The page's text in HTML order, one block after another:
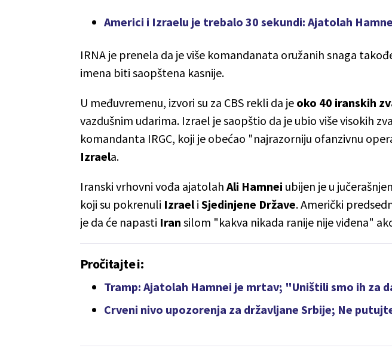
Americi i Izraelu je trebalo 30 sekundi: Ajatolah
IRNA je prenela da je više komandanata oružanih snaga
imena biti saopštena kasnije.
U međuvremenu, izvori su za CBS rekli da je oko 40 iranskih
vazdušnim udarima. Izrael je saopštio da je ubio više visokih
komandanta IRGC, koji je obećao "najrazorniju ofanzivnu
Izraela.
Iranski vrhovni vođa ajatolah Ali Hamnei ubijen je u
koji su pokrenuli Izrael i Sjedinjene Države. Američki
je da će napasti Iran silom "kakva nikada ranije nije viđena"
Pročitajte i:
Tramp: Ajatolah Hamnei je mrtav; "Uništili smo ih za
Crveni nivo upozorenja za državljane Srbije; Ne